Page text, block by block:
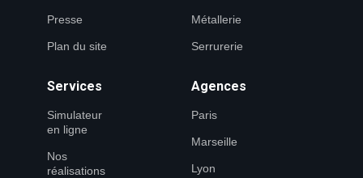
Presse
Plan du site
Métallerie
Serrurerie
Services
Simulateur
en ligne
Nos
réalisations
Agences
Paris
Marseille
Lyon